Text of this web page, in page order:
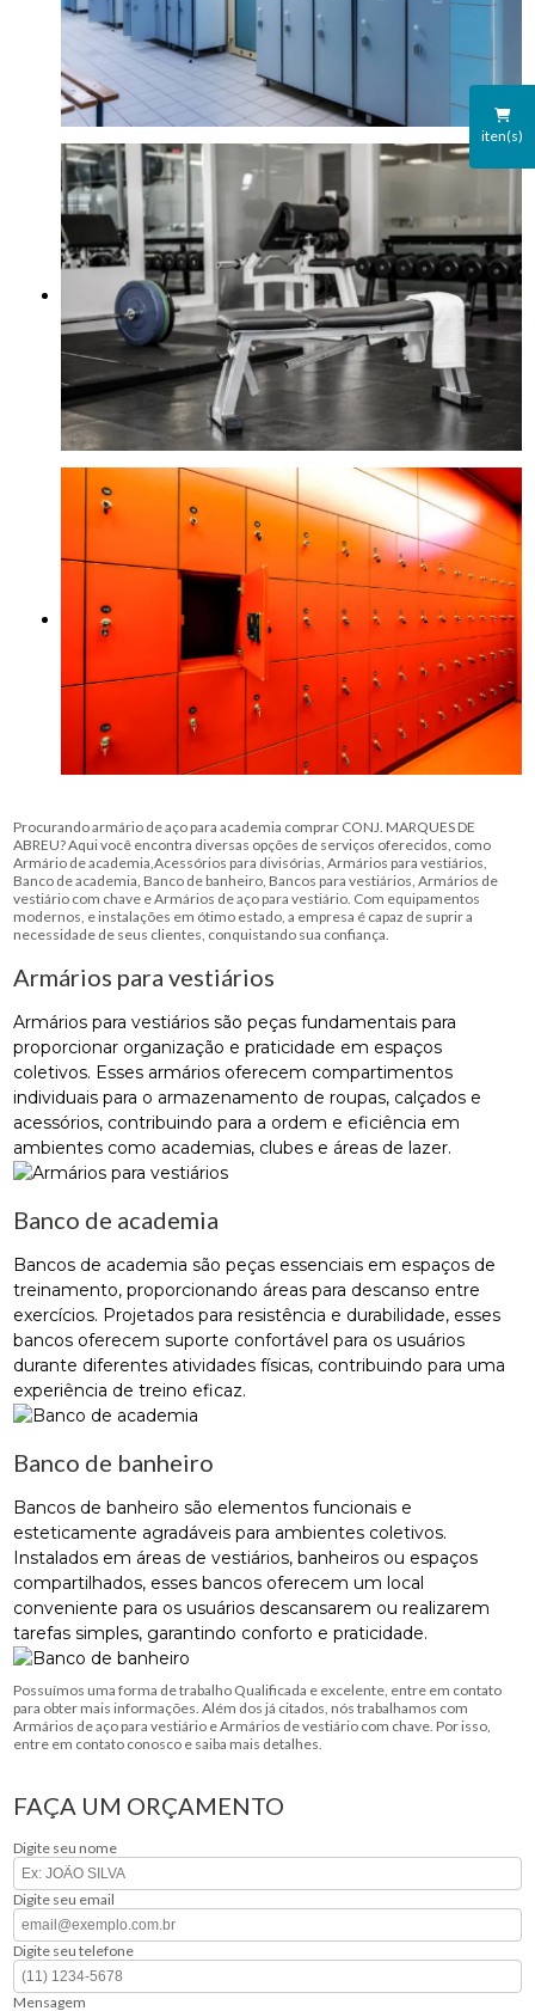
iten(s)
Procurando armário de aço para academia comprar CONJ. MARQUES DE
ABREU? Aqui você encontra diversas opções de serviços oferecidos, como
Armário de academia,Acessórios para divisórias, Armários para vestiários,
Banco de academia, Banco de banheiro, Bancos para vestiários, Armários de
vestiário com chave e Armários de aço para vestiário. Com equipamentos
modernos, e instalações em ótimo estado, a empresa é capaz de suprir a
necessidade de seus clientes, conquistando sua confiança.
Armários para vestiários
Armários para vestiários são peças fundamentais para
proporcionar organização e praticidade em espaços
coletivos. Esses armários oferecem compartimentos
individuais para o armazenamento de roupas, calçados e
acessórios, contribuindo para a ordem e eficiência em
ambientes como academias, clubes e áreas de lazer.
Banco de academia
Bancos de academia são peças essenciais em espaços de
treinamento, proporcionando áreas para descanso entre
exercícios. Projetados para resistência e durabilidade, esses
bancos oferecem suporte confortável para os usuários
durante diferentes atividades físicas, contribuindo para uma
experiência de treino eficaz.
Banco de banheiro
Bancos de banheiro são elementos funcionais e
esteticamente agradáveis ​​para ambientes coletivos.
Instalados em áreas de vestiários, banheiros ou espaços
compartilhados, esses bancos oferecem um local
conveniente para os usuários descansarem ou realizarem
tarefas simples, garantindo conforto e praticidade.
Possuímos uma forma de trabalho Qualificada e excelente, entre em contato
para obter mais informações. Além dos já citados, nós trabalhamos com
Armários de aço para vestiário e Armários de vestiário com chave. Por isso,
entre em contato conosco e saiba mais detalhes.
FAÇA UM ORÇAMENTO
Digite seu nome
Digite seu email
Digite seu telefone
Mensagem